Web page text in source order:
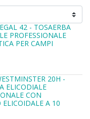
42 - TOSAERBA
PROFESSIONALE
PER CAMPI
20H -
ELICODIALE
CON
ELICOIDALE A 10